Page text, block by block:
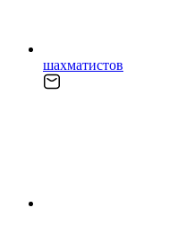
шахматистов